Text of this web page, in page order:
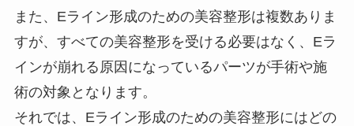
また、Eライン形成のための美容整形は複数ありま
すが、すべての美容整形を受ける必要はなく、Eラ
インが崩れる原因になっているパーツが手術や施
術の対象となります。
それでは、Eライン形成のための美容整形にはどの